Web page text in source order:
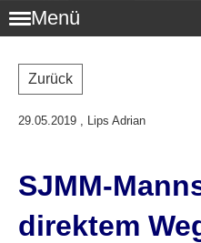
Menü
Zurück
29.05.2019 , Lips Adrian
SJMM-
direktem